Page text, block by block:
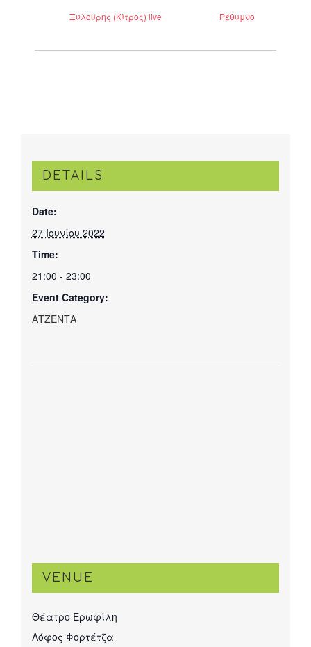
Ξυλούρης (Κίτρος) live Ρέθυμνο
DETAILS
Date:
27 Ιουνίου 2022
Time:
21:00 - 23:00
Event Category:
ΑΤΖΕΝΤΑ
VENUE
Θέατρο Ερωφίλη
Λόφος Φορτέτζα